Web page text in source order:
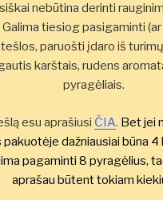
nebūtina derinti
Galima tiesiog pasigaminti
paruošti įdaro iš
karštais, rudens
pyragėliais.
esu aprašiusi ČIA. Bet jei
dažniausiai būna 4
pagaminti 8 pyragėlius,
aprašau būtent tokiam